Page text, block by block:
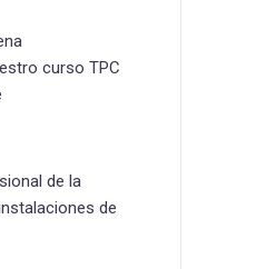
curso TPC
de la
de